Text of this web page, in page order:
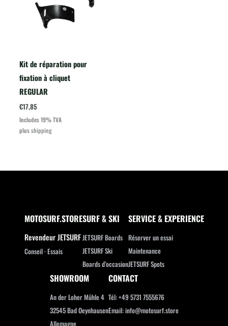
Kit de réparation pour
fixation à cliquet
REGULAR
€17,85
Includes 19% TVA
plusshipping
MOTOSURF.STORE
Revendeur JETSURF
Conseil · Essais
SURF & SKI
JETSURF Boards
JETSURF Ski
Boards d’occasion
SERVICE & EXPERIENCE
Réserver un essai
Maintenance
JETSURF Spots
SHOWROOM
An der Loher Mühle 4
32545 Bad Oeynhausen
Allemagne
CONTACT
Tél: +49 5731 7555676
Email: info@motosurf.store